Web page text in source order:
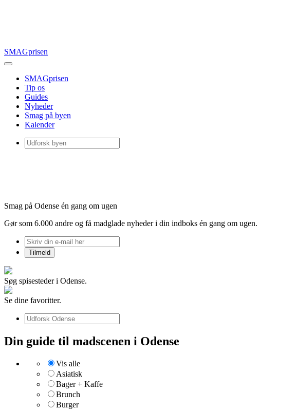
SMAGprisen
SMAGprisen
Tip os
Guides
Nyheder
Smag på byen
Kalender
Smag på Odense én gang om ugen
Gør som 6.000 andre og få madglade nyheder i din indboks én gang om ugen.
Søg spisesteder i Odense.
Se dine favoritter.
Din guide til madscenen i Odense
Vis alle
Asiatisk
Bager + Kaffe
Brunch
Burger